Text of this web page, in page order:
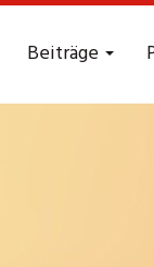
Beiträge